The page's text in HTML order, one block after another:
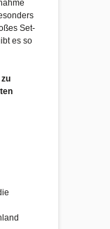
Set-
es so